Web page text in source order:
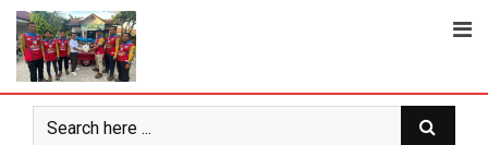
Skip
content